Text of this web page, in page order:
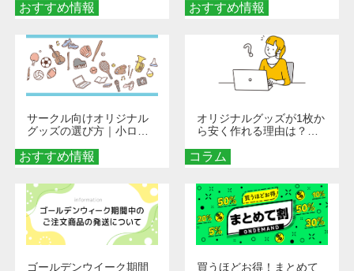
おすすめ情報
くなる巾着＆ポーチ活用
術
おすすめ情報
秘訣
おすすめ情報
サークル向けオリジナル
グッズの選び方｜小ロッ
める秘訣
コラム
オリジナルグッズが1枚か
ら安く作れる理由は？オ
とメリットを解説
ゴールデンウイーク期間
買うほどお得！まとめて